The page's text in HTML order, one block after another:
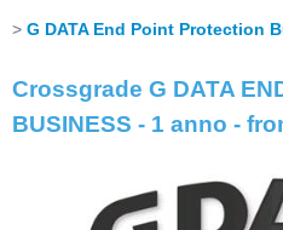
G DATA End Point Protection
Crossgrade G DATA
BUSINESS - 1 anno -